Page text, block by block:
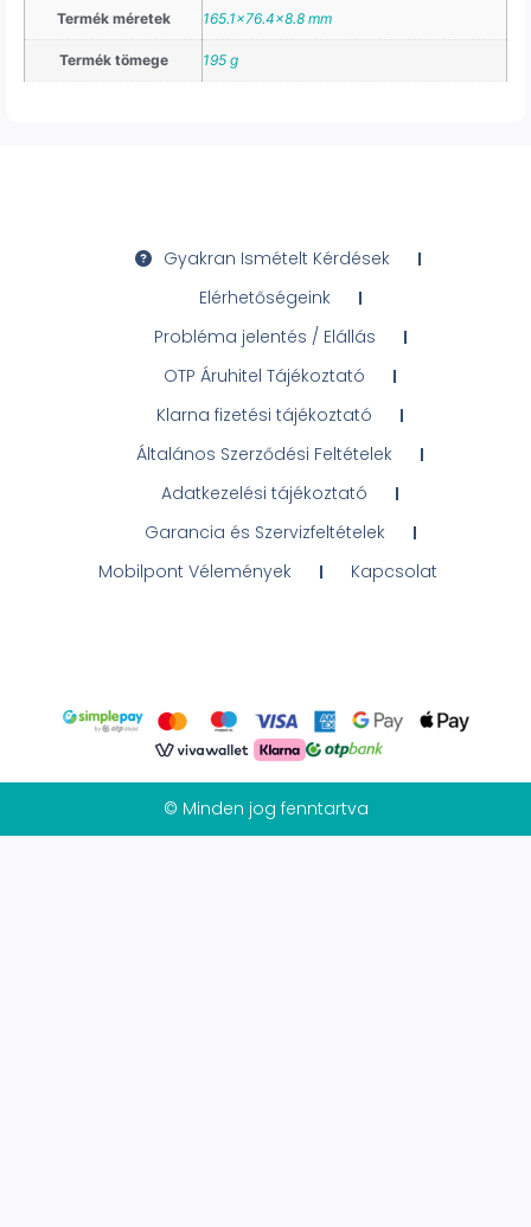
Termék méretek 165.1×76.4×8.8 mm
Termék tömege 195 g
Gyakran Ismételt Kérdések
Elérhetőségeink
Probléma jelentés / Elállás
OTP Áruhitel Tájékoztató
Klarna fizetési tájékoztató
Általános Szerződési Feltételek
Adatkezelési tájékoztató
Garancia és Szervizfeltételek
Mobilpont Vélemények
Kapcsolat
© Minden jog fenntartva